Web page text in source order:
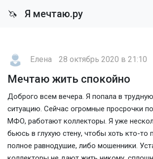
🦄 Я мечтаю.ру
Елена 28 октябрь 2020 в 21:10
Мечтаю жить спокойно
Доброго всем вечера. Я попала в
ситуацию. Сейчас огромные просрочки
МФО, работают коллекторы. Я уже
бьюсь в глухую стену, чтобы хоть кто-то
полное равнодушие, либо мошенники.